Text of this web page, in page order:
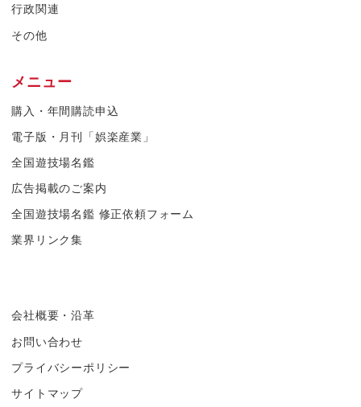
行政関連
その他
メニュー
購入・年間購読申込
電子版・月刊「娯楽産業」
全国遊技場名鑑
広告掲載のご案内
全国遊技場名鑑 修正依頼フォーム
業界リンク集
会社概要・沿革
お問い合わせ
プライバシーポリシー
サイトマップ